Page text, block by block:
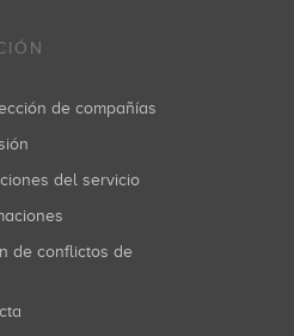
de compañías
del servicio